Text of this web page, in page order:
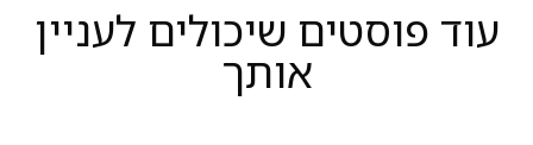
עוד פוסטים שיכולים לעניין
אותך